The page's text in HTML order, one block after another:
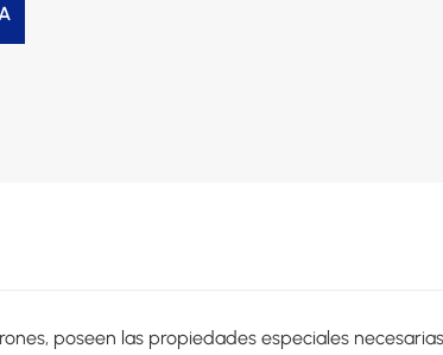
poseen las propiedades especiales